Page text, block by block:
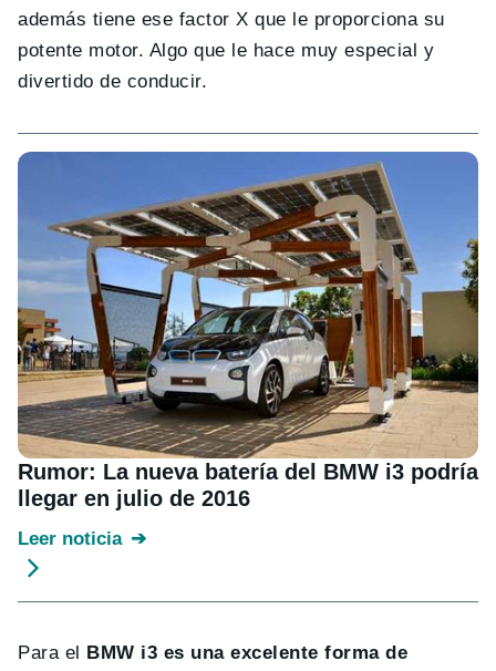
además tiene ese factor X que le proporciona su
potente motor. Algo que le hace muy especial y
divertido de conducir.
Rumor: La nueva batería del BMW i3 podría
llegar en julio de 2016
Leer noticia
Para el BMW i3 es una excelente forma de